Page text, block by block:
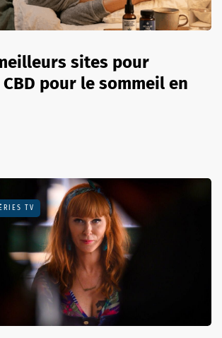
sites pour
pour le sommeil en
TV